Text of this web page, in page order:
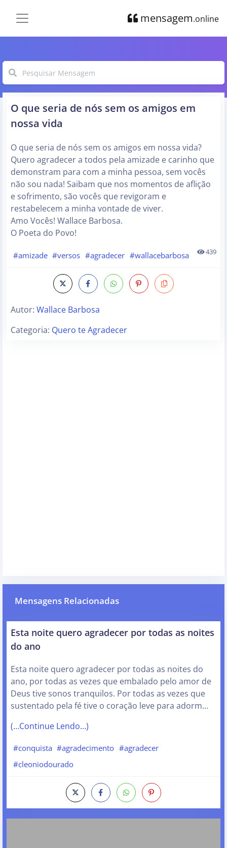
mensagem.online
O que seria de nós sem os amigos em
nossa vida
O que seria de nós sem os amigos em nossa vida?
Quero agradecer a todos pela amizade e carinho que
demonstram para com a minha pessoa, sem vocês
não sou nada! Saibam que nos momentos de aflição
e sofrimento, são vocês que revigoram e
restabelecem a minha vontade de viver.
Amo Vocês! Wallace Barbosa.
O Poeta do Povo!
#amizade #versos #agradecer #wallacebarbosa 439
Autor: Wallace Barbosa
Categoria: Quero te Agradecer
Mensagens Relacionadas
Esta noite quero agradecer por todas as noites
do ano
Esta noite quero agradecer por todas as noites do
ano, por todas as vezes que embalado pelo amor de
Deus tive sonos tranquilos. Por todas as vezes que
sustentado pela fé tive o coração leve para adorm…
(…Continue Lendo…)
#conquista #agradecimento #agradecer
#cleoniodourado